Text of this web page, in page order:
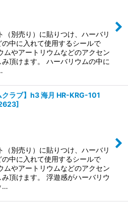
（別売り）に貼りつけ、ハーバリ
中に入れて使用するシールで
ムやアートリウムなどのアクセン
み頂けます。 ハーバリウムの中に
クラブ】h3 海月 HR-KRG-101
]
（別売り）に貼りつけ、ハーバリ
中に入れて使用するシールで
ムやアートリウムなどのアクセン
み頂けます。 浮遊感がハーバリウ
…